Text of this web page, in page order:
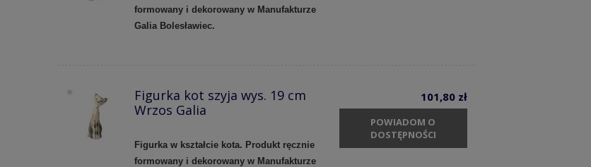
formowany i dekorowany w Manufakturze
Galia Bolesławiec.
Figurka kot szyja wys. 19 cm
Wrzos Galia
Figurka w kształcie kota. Produkt ręcznie
formowany i dekorowany w Manufakturze
101,80 zł
POWIADOM O
DOSTĘPNOŚCI